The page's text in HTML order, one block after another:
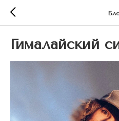
Гималайский